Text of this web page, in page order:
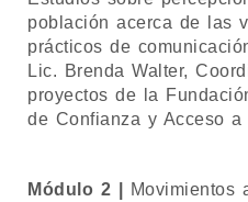
población acerca de las
prácticos de
Lic. Brenda Walter,
proyectos de la
de Confianza y Acceso a
Módulo 2 |
Movimientos